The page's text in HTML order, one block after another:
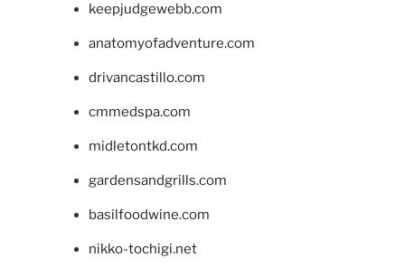
keepjudgewebb.com
anatomyofadventure.com
drivancastillo.com
cmmedspa.com
midletontkd.com
gardensandgrills.com
basilfoodwine.com
nikko-tochigi.net